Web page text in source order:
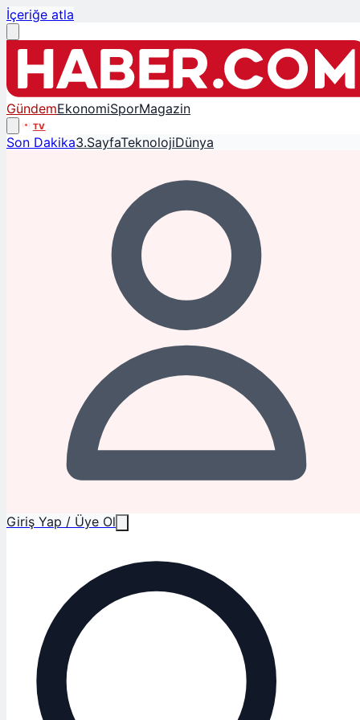
İçeriğe atla
GündemEkonomiSporMagazin
TV
Son Dakika3.SayfaTeknolojiDünya
Giriş Yap / Üye Ol